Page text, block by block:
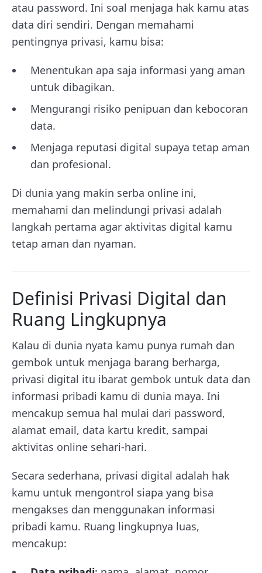
atau password. Ini soal menjaga hak kamu atas
data diri sendiri. Dengan memahami
pentingnya privasi, kamu bisa:
Menentukan apa saja informasi yang aman
untuk dibagikan.
Mengurangi risiko penipuan dan kebocoran
data.
Menjaga reputasi digital supaya tetap aman
dan profesional.
Di dunia yang makin serba online ini,
memahami dan melindungi privasi adalah
langkah pertama agar aktivitas digital kamu
tetap aman dan nyaman.
Definisi Privasi Digital dan
Ruang Lingkupnya
Kalau di dunia nyata kamu punya rumah dan
gembok untuk menjaga barang berharga,
privasi digital itu ibarat gembok untuk data dan
informasi pribadi kamu di dunia maya. Ini
mencakup semua hal mulai dari password,
alamat email, data kartu kredit, sampai
aktivitas online sehari-hari.
Secara sederhana, privasi digital adalah hak
kamu untuk mengontrol siapa yang bisa
mengakses dan menggunakan informasi
pribadi kamu. Ruang lingkupnya luas,
mencakup: